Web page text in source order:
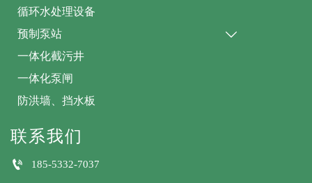
循环水处理设备
预制泵站

一体化截污井
一体化泵闸
防洪墙、挡水板
联系我们
 185-5332-7037